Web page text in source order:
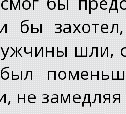
бы
шли,
не